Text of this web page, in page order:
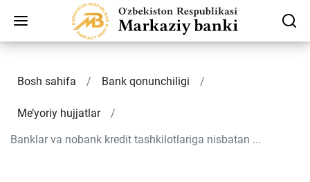
Bosh sahifa Bank qonunchiligi
Me’yoriy hujjatlar
Banklar va nobank kredit tashkilotlariga nisbatan ...